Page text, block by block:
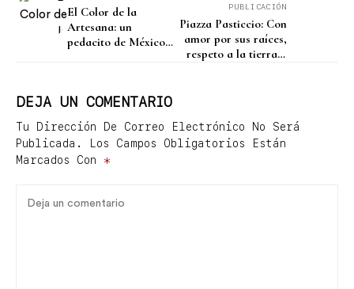
El Color de la
Artesana: un
pedacito de México
PUBLICACIÓN
Piazza Pasticcio: Con
amor por sus raíces,
respeto a la tierra y
DEJA UN COMENTARIO
Tu Dirección De Correo Electrónico No Será
Publicada.
Los Campos Obligatorios Están
Marcados Con *